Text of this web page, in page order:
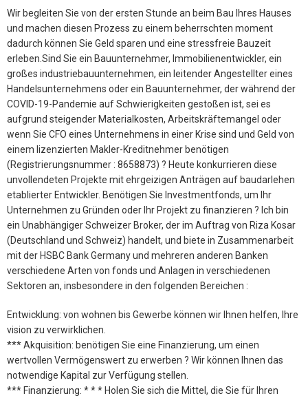
Wir begleiten Sie von der ersten Stunde an beim Bau Ihres Hauses
und machen diesen Prozess zu einem beherrschten moment
dadurch können Sie Geld sparen und eine stressfreie Bauzeit
erleben.Sind Sie ein Bauunternehmer, Immobilienentwickler, ein
großes industriebauunternehmen, ein leitender Angestellter eines
Handelsunternehmens oder ein Bauunternehmer, der während der
COVID-19-Pandemie auf Schwierigkeiten gestoßen ist, sei es
aufgrund steigender Materialkosten, Arbeitskräftemangel oder
wenn Sie CFO eines Unternehmens in einer Krise sind und Geld von
einem lizenzierten Makler-Kreditnehmer benötigen
(Registrierungsnummer : 8658873) ? Heute konkurrieren diese
unvollendeten Projekte mit ehrgeizigen Anträgen auf baudarlehen
etablierter Entwickler. Benötigen Sie Investmentfonds, um Ihr
Unternehmen zu Gründen oder Ihr Projekt zu finanzieren ? Ich bin
ein Unabhängiger Schweizer Broker, der im Auftrag von Riza Kosar
(Deutschland und Schweiz) handelt, und biete in Zusammenarbeit
mit der HSBC Bank Germany und mehreren anderen Banken
verschiedene Arten von fonds und Anlagen in verschiedenen
Sektoren an, insbesondere in den folgenden Bereichen :
Entwicklung: von wohnen bis Gewerbe können wir Ihnen helfen, Ihre
vision zu verwirklichen.
*** Akquisition: benötigen Sie eine Finanzierung, um einen
wertvollen Vermögenswert zu erwerben ? Wir können Ihnen das
notwendige Kapital zur Verfügung stellen.
*** Finanzierung: * * * Holen Sie sich die Mittel, die Sie für Ihren